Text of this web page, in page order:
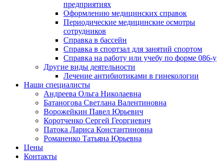
предприятиях
Оформлению медицинских справок
Периодические медицинские осмотры
сотрудников
Справка в бассейн
Справка в спортзал для занятий спортом
Справка на работу или учебу по форме 086-у
Другие виды деятельности
Лечение антибиотиками в гинекологии
Наши специалисты
Андреева Ольга Николаевна
Батаногова Светлана Валентиновна
Ворожейкин Павел Юрьевич
Коротченко Сергей Георгиевич
Патока Лариса Константиновна
Романенко Татьяна Юрьевна
Цены
Контакты